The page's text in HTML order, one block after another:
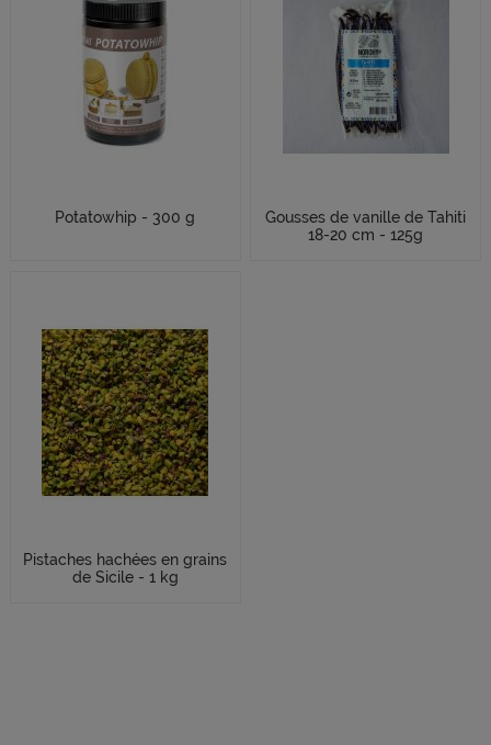
Potatowhip - 300 g
Gousses de vanille de Tahiti
18-20 cm - 125g
Pistaches hachées en grains
de Sicile - 1 kg